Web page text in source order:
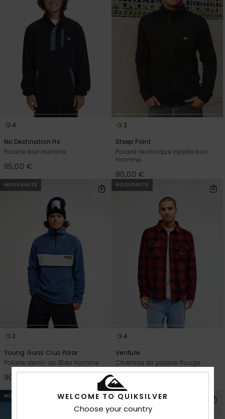
4
No Destination Hs
Polaire Noir Homme
65,00 €
2
Steep Point
Polaire technique zippée Noir
Homme
80,00 €
NOUVEAUTÉ
2
Young Guns Cruz Polar
Polaire demi-zip Bleu Homme
90,00 €
NOUVEAUTÉ
4
Venture
Chemise en polaire Rouge
Homme
75,00 €
NOUVEAUTÉ NOUVEAUTÉ
WELCOME TO QUIKSILVER
Choose your country